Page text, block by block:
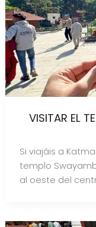
VISITAR EL
Si viajáis a
templo
al oeste del